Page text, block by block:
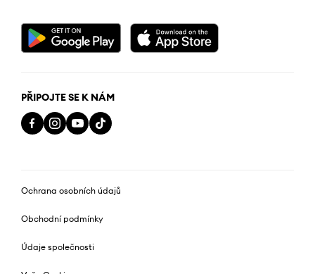
PŘIPOJTE SE K NÁM
Ochrana osobních údajů
Obchodní podmínky
Údaje společnosti